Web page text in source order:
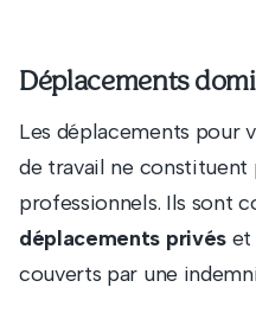
Déplacements
Les déplacements pour
de travail ne constituent
professionnels. Ils sont
déplacements privéset
couverts par une